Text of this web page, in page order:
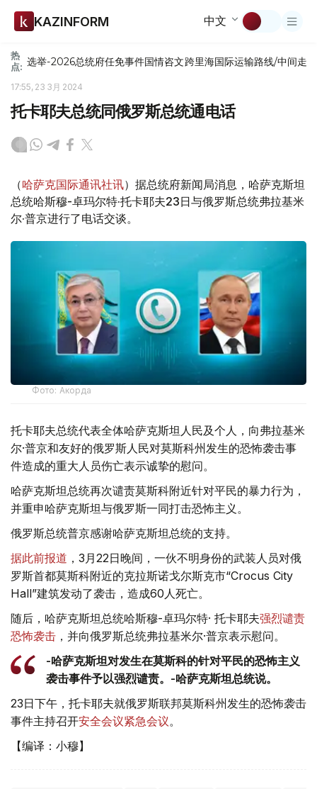
KAZINFORM 中文
热
点: 选举-2026总统府任免事件国情咨文跨里海国际运输路线/中间走廊
17:55, 23 3月 2024
托卡耶夫总统同俄罗斯总统通电话
（哈萨克国际通讯社讯）据总统府新闻局消息，哈萨克斯坦
总统哈斯穆-卓玛尔特·托卡耶夫23日与俄罗斯总统弗拉基米
尔·普京进行了电话交谈。
Фото: Акорда
托卡耶夫总统代表全体哈萨克斯坦人民及个人，向弗拉基米
尔·普京和友好的俄罗斯人民对莫斯科州发生的恐怖袭击事
件造成的重大人员伤亡表示诚挚的慰问。
哈萨克斯坦总统再次谴责莫斯科附近针对平民的暴力行为，
并重申哈萨克斯坦与俄罗斯一同打击恐怖主义。
俄罗斯总统普京感谢哈萨克斯坦总统的支持。
据此前报道 ，3月22日晚间，一伙不明身份的武装人员对俄
罗斯首都莫斯科附近的克拉斯诺戈尔斯克市“Crocus City
Hall”建筑发动了袭击，造成60人死亡。
随后，哈萨克斯坦总统哈斯穆-卓玛尔特· 托卡耶夫强烈谴责
恐怖袭击 ，并向俄罗斯总统弗拉基米尔·普京表示慰问。
-哈萨克斯坦对发生在莫斯科的针对平民的恐怖主义
袭击事件予以强烈谴责。-哈萨克斯坦总统说。
23日下午，托卡耶夫就俄罗斯联邦莫斯科州发生的恐怖袭击
事件主持召开安全会议紧急会议。
【编译：小穆】